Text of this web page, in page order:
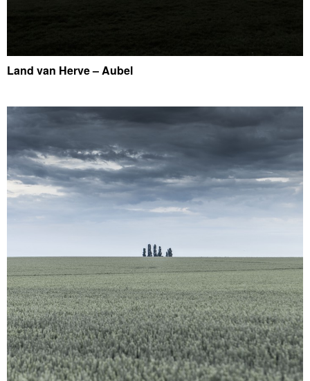
Land van Herve – Aubel